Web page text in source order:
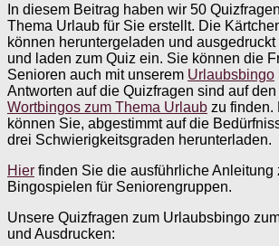
In diesem Beitrag haben wir 50
Thema Urlaub für Sie erstellt. Die
können heruntergeladen und
und laden zum Quiz ein. Sie können die
Senioren auch mit unserem Urlaubsbingo
Antworten auf die Quizfragen sind auf
Wortbingos zum Thema Urlaub zu finden.
können Sie, abgestimmt auf die
drei Schwierigkeitsgraden herunterladen.
Hier finden Sie die ausführliche Anleitung
Bingospielen für Seniorengruppen.
Unsere Quizfragen zum Urlaubsbingo
und Ausdrucken: